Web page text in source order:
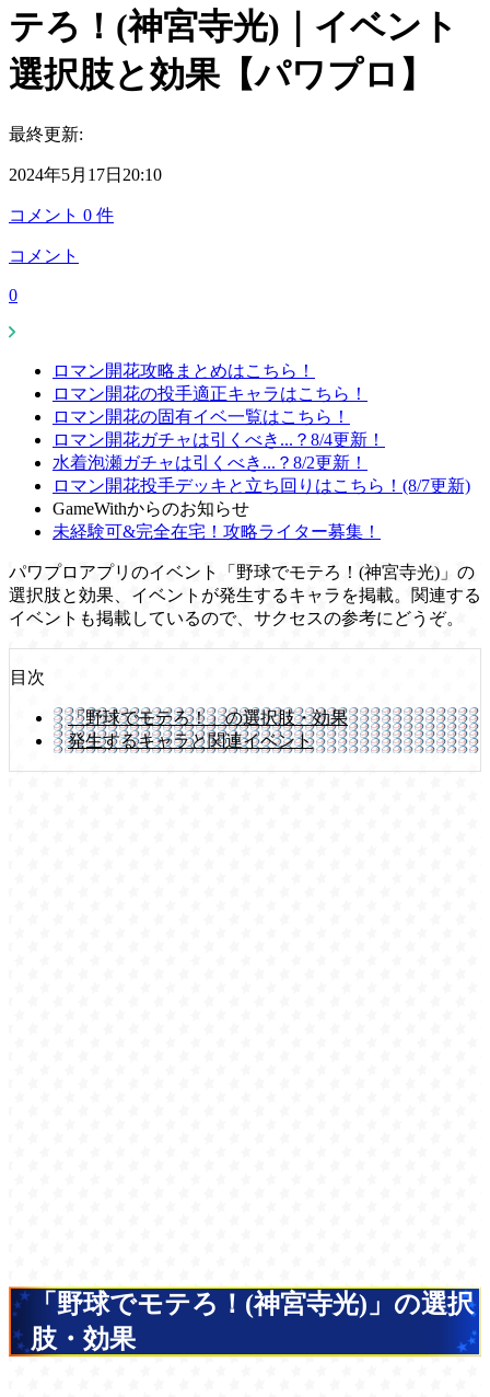
テろ！(神宮寺光)｜イベント
選択肢と効果【パワプロ】
最終更新:
2024年5月17日20:10
コメント 0 件
コメント
0
ロマン開花攻略まとめはこちら！
ロマン開花の投手適正キャラはこちら！
ロマン開花の固有イベ一覧はこちら！
ロマン開花ガチャは引くべき...？8/4更新！
水着泡瀬ガチャは引くべき...？8/2更新！
ロマン開花投手デッキと立ち回りはこちら！(8/7更新)
GameWithからのお知らせ
未経験可&完全在宅！攻略ライター募集！
パワプロアプリのイベント「野球でモテろ！(神宮寺光)」の
選択肢と効果、イベントが発生するキャラを掲載。関連する
イベントも掲載しているので、サクセスの参考にどうぞ。
目次
「野球でモテろ！」の選択肢・効果
発生するキャラと関連イベント
「野球でモテろ！(神宮寺光)」の選択
肢・効果